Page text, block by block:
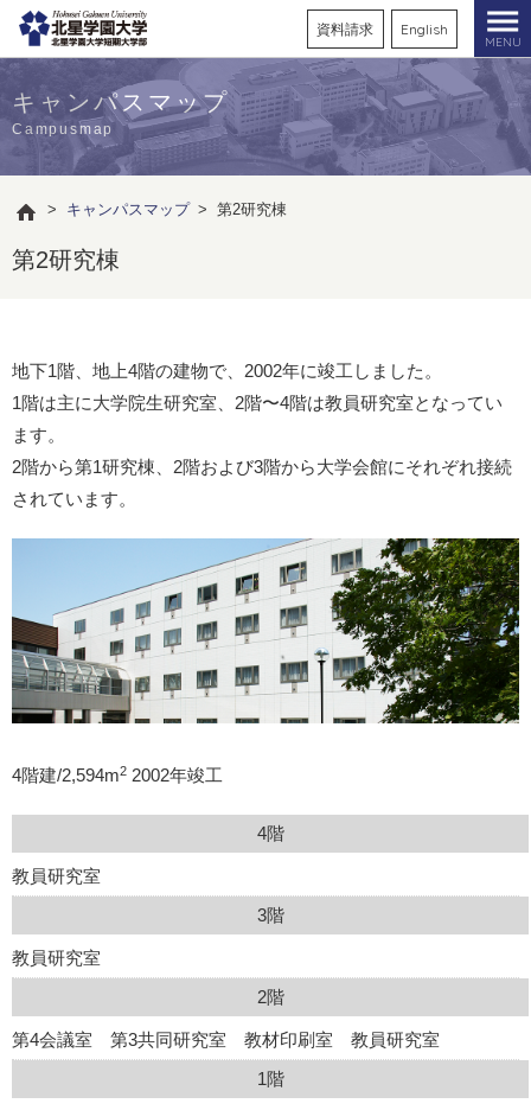
資料請求 English
MENU
キャンパスマップ
Campusmap
> キャンパスマップ > 第2研究棟
第2研究棟
地下1階、地上4階の建物で、2002年に竣工しました。
1階は主に大学院生研究室、2階〜4階は教員研究室となってい
ます。
2階から第1研究棟、2階および3階から大学会館にそれぞれ接続
されています。
4階建/2,594m2 2002年竣工
4階
教員研究室
3階
教員研究室
2階
第4会議室 第3共同研究室 教材印刷室 教員研究室
1階